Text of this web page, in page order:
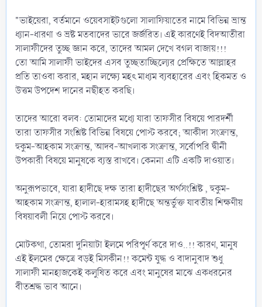
"ভাইয়েরা, বর্তমানে ওয়েবসাইটগুলো সালাফিয়াতের নামে বিভিন্ন ভ্রান্ত
ধ্যান-ধারণা ও ভ্রষ্ট মতবাদের ভারে জর্জরিত। এই কারণেই বিদআতীরা
সালাফীদের তুচ্ছ জ্ঞান করে, তাদের আমল দেখে বগল বাজায়!!!
তো আমি সালাফী ভাইদের এসব তুচ্ছতাচ্ছিল্যের প্রেক্ষিতে আল্লাহর
প্রতি তাওবা করার, মহান লক্ষ্যে মহৎ মাধ্যম ব্যবহারের এবং হিকমত ও
উত্তম উপদেশ দানের নছীহত করছি।
তাদের আরো বলব: তোমাদের মধ্যে যারা তাফসীর বিষয়ে পারদর্শী
তারা তাফসীর সংশ্লিষ্ট বিভিন্ন বিষয়ে পোস্ট করবে; আকীদা সংক্রান্ত,
হুকুম-আহকাম সংক্রান্ত, আদব-আখলাক সংক্রান্ত, সর্বোপরি দ্বীনী
উপকারী বিষয়ে মানুষকে ব্যস্ত রাখবে। কেননা এটি একটি দাওয়াত।
অনুরূপভাবে, যারা হাদীছে দক্ষ তারা হাদীছের অর্থসংশ্লিষ্ট , হুকুম-
আহকাম সংক্রান্ত, হালাল-হারামসহ হাদীছে অন্তর্ভুক্ত যাবতীয় শিক্ষণীয়
বিষয়াবলী নিয়ে পোস্ট করবে।
মোটকথা, তোমরা দুনিয়াটা ইলমে পরিপূর্ণ করে দাও..!! কারণ, মানুষ
এই ইলমের ক্ষেত্রে বড়ই মিসকীন!! কমেন্ট যুদ্ধ ও বাদানুবাদ শুধু
সালাফী মানহাজকেই কলুষিত করে এবং মানুষের মাঝে একধরনের
বীতশ্রদ্ধ ভাব আনে।